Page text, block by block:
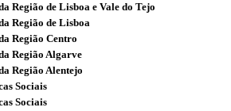
Região de Lisboa e Vale do Tejo
Região de Lisboa
Região Centro
Região Algarve
Região Alentejo
Sociais
Sociais